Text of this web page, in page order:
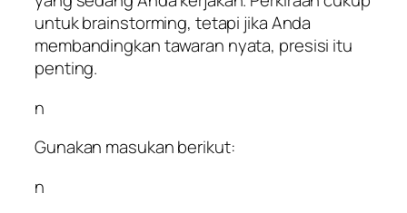
untuk brainstorming, tetapi jika Anda
membandingkan tawaran nyata, presisi itu
penting.
n
Gunakan masukan berikut:
n